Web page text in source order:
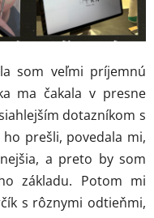
som veľmi príjemnú
ma čakala v presne
dotazníkom s
prešli, povedala mi,
a preto by som
základu. Potom mi
s rôznymi odtieňmi,